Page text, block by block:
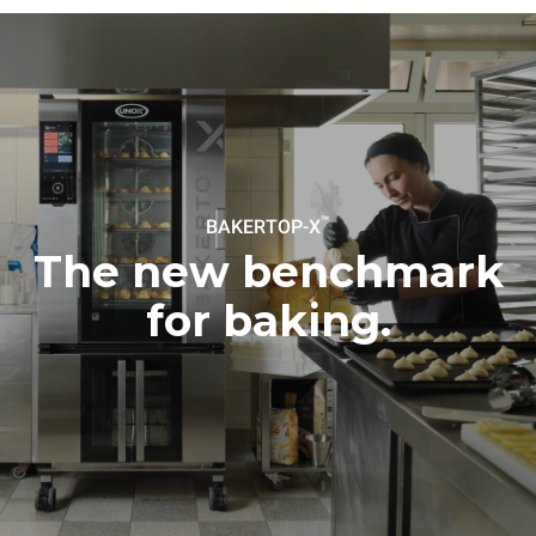
Gas Protocol
(yılda 300 gün):
6 küçük porsiyon kızarmış
tavuk (fırın yükü: %20)
1 fırın dolusu patates
kızartması
3 fırın dolusu buharla
pişirilmiş yemek
180 °C'de 2 saat fırını boşta
tutma
Haftalık temizlik programı
kullanımı varsayımıyla tahmini
değer (yılda 42 hafta):
1 uzun temizlik programı
1 orta temizlik programı
BAKERTOP-X™
The new benchmark
for baking.